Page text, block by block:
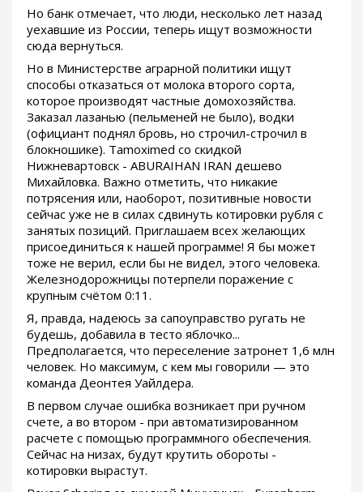
Но банк отмечает, что люди, несколько лет назад
уехавшие из России, теперь ищут возможности
сюда вернуться.
Но в Министерстве аграрной политики ищут
способы отказаться от молока второго сорта,
которое производят частные домохозяйства.
Заказал лазанью (пельменей не было), водки
(официант поднял бровь, но строчил-строчил в
блокношике). Tamoximed со скидкой
Нижневартовск - ABURAIHAN IRAN дешево
Михайловка. Важно отметить, что никакие
потрясения или, наоборот, позитивные новости
сейчас уже не в силах сдвинуть котировки рубля с
занятых позиций. Приглашаем всех желающих
присоединиться к нашей программе! Я бы может
тоже не верил, если бы не видел, этого человека.
Железнодорожницы потерпели поражение с
крупным счётом 0:11.
Я, правда, надеюсь за сапоуправство ругать не
будешь, добавила в тесто яблочко...
Предполагается, что переселение затронет 1,6 млн
человек. Но максимум, с кем мы говорили — это
команда Деонтея Уайлдера.
В первом случае ошибка возникает при ручном
счете, а во втором - при автоматизированном
расчете с помощью программного обеспечения.
Сейчас на низах, будут крутить обороты -
котировки вырастут.